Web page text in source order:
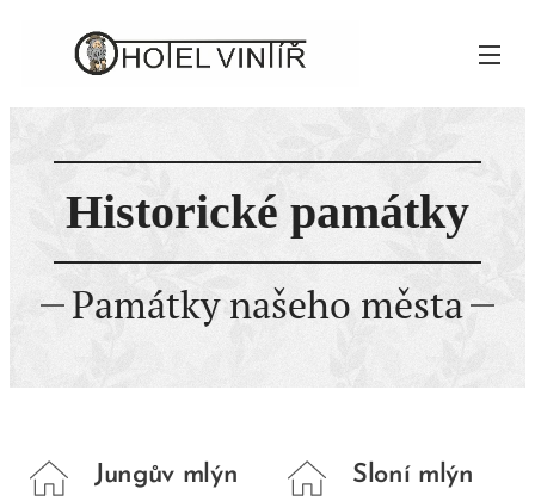
Historické památky
Památky našeho města
Jungův mlýn Sloní mlýn